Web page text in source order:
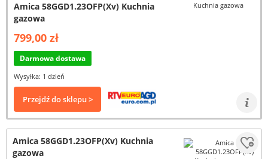
Amica 58GGD1.23OFP(Xv) Kuchnia
gazowa
799,00 zł
Darmowa dostawa
Wysyłka: 1 dzień
Przejdź do sklepu >
Amica 58GGD1.23OFP(Xv) Kuchnia
gazowa